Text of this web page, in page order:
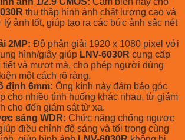
thu thập hình ảnh chất lượng cao và
lý ảnh tốt, giúp tạo ra các bức ảnh sắc nét
2MP: Độ phân giải 1920 x 1080 pixel với
hình/giây giúp LNV-6030R cung cấp
tiết và mượt mà, cho phép người dùng
một cách rõ ràng.
định 6mm: Ống kính này đảm bảo góc
cho nhiều tình huống khác nhau, từ giám
cho đến giám sát từ xa.
sáng WDR: Chức năng chống ngược
điều chỉnh độ sáng và tối trong cùng